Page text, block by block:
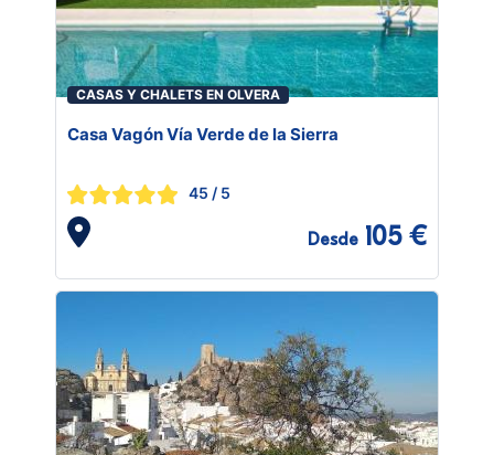
CASAS Y CHALETS EN OLVERA
Casa Vagón Vía Verde de la Sierra
45 / 5
Desde 105 €